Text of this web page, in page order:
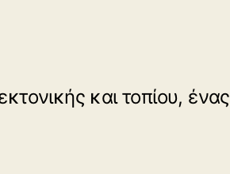
και τοπίου, ένας